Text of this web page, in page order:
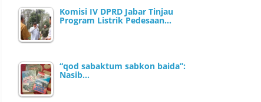
Komisi IV DPRD Jabar Tinjau
Program Listrik Pedesaan…
“qod sabaktum sabkon baida”:
Nasib…